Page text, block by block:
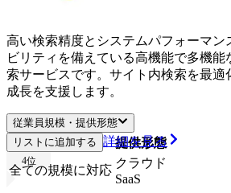
高い検索精度とシステムパフォーマン
ビリティを備えている高機能で多機能
索サービスです。サイト内検索を最適
成長を支援します。
従業員規模・提供形態
従業員規模
提供形態
全ての規模に対応
クラウド
SaaS
リストに追加する 詳細を見る
4位